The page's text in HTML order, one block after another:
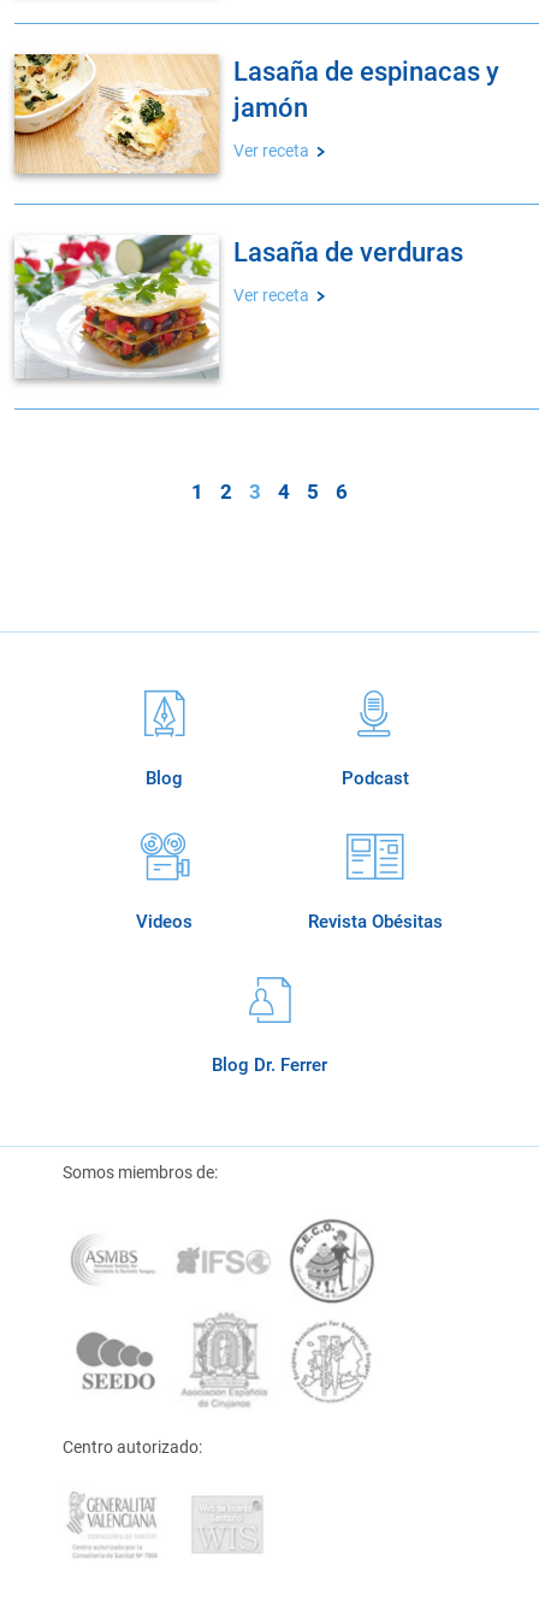
lasaña de espinacas y
jamón
Ver receta
lasaña de verduras
Ver receta
1 2 3 4 5 6
Blog Podcast
Videos Revista Obésitas
Blog Dr. Ferrer
Somos miembros de:
Centro autorizado: